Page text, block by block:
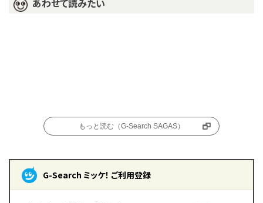
あわせて読みたい
もっと読む（G-Search SAGAS）
G-Search ミッケ！ ご利用登録